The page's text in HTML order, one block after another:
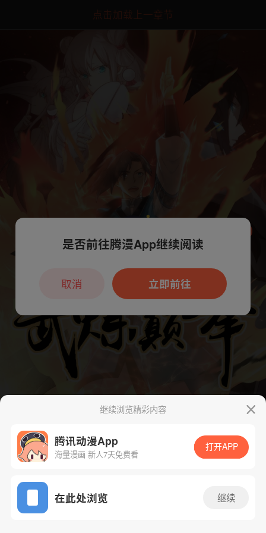
点击加载上一章节
App免费看
下一话 腾漫App免费看
继续浏览精彩内容
腾讯动漫App
海量漫画 新人7天免费看
打开APP
在此处浏览 继续
本章节仅支持App阅读，可打开App新用
户7天免费看
是否前往腾漫App继续阅读
立即前往
取消